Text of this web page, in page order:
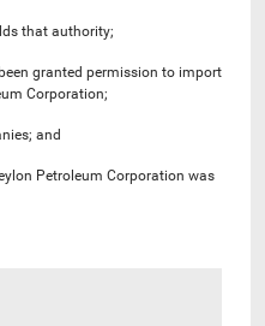
that authority;
granted permission to import
Corporation;
and
Petroleum Corporation was